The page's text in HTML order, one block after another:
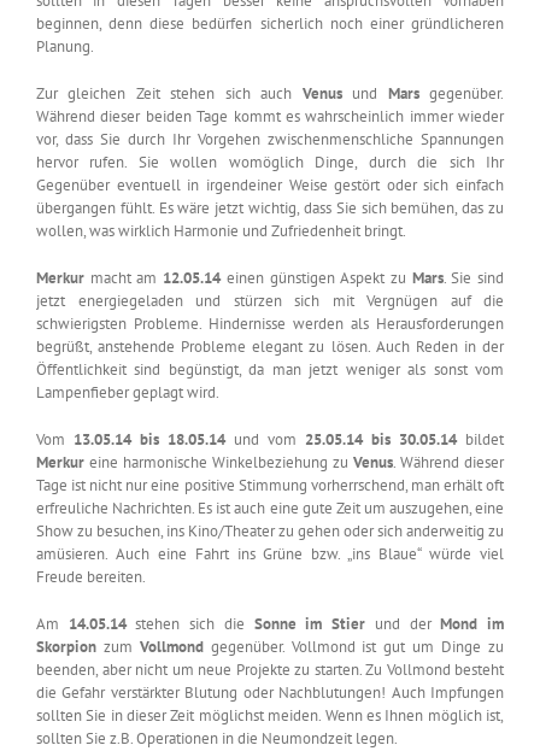
beginnen, denn diese bedürfen sicherlich noch einer gründlicheren
Planung.
Zur gleichen Zeit stehen sich auch Venus und Marsgegenüber.
Während dieser beiden Tage kommt es wahrscheinlich immer wieder
vor, dass Sie durch Ihr Vorgehen zwischenmenschliche Spannungen
hervor rufen. Sie wollen womöglich Dinge, durch die sich Ihr
Gegenüber eventuell in irgendeiner Weise gestört oder sich einfach
übergangen fühlt. Es wäre jetzt wichtig, dass Sie sich bemühen, das zu
wollen, was wirklich Harmonie und Zufriedenheit bringt.
Merkur macht am 12.05.14einen günstigen Aspekt zu Mars. Sie sind
jetzt energiegeladen und stürzen sich mit Vergnügen auf die
schwierigsten Probleme. Hindernisse werden als Herausforderungen
begrüßt, anstehende Probleme elegant zu lösen. Auch Reden in der
Öffentlichkeit sind begünstigt, da man jetzt weniger als sonst vom
Lampenfieber geplagt wird.
Vom 13.05.14 bis 18.05.14und vom 25.05.14 bis 30.05.14bildet
Merkur eine harmonische Winkelbeziehung zu Venus. Während dieser
Tage ist nicht nur eine positive Stimmung vorherrschend, man erhält oft
erfreuliche Nachrichten. Es ist auch eine gute Zeit um auszugehen, eine
Show zu besuchen, ins Kino/Theater zu gehen oder sich anderweitig zu
amüsieren. Auch eine Fahrt ins Grüne bzw. „ins Blaue“ würde viel
Freude bereiten.
Am 14.05.14stehen sich die Sonne im Stier und derMond im
Skorpion zum Vollmondgegenüber. Vollmond ist gut um Dinge zu
beenden, aber nicht um neue Projekte zu starten. Zu Vollmond besteht
die Gefahr verstärkter Blutung oder Nachblutungen! Auch Impfungen
sollten Sie in dieser Zeit möglichst meiden. Wenn es Ihnen möglich ist,
sollten Sie z.B. Operationen in die Neumondzeit legen.